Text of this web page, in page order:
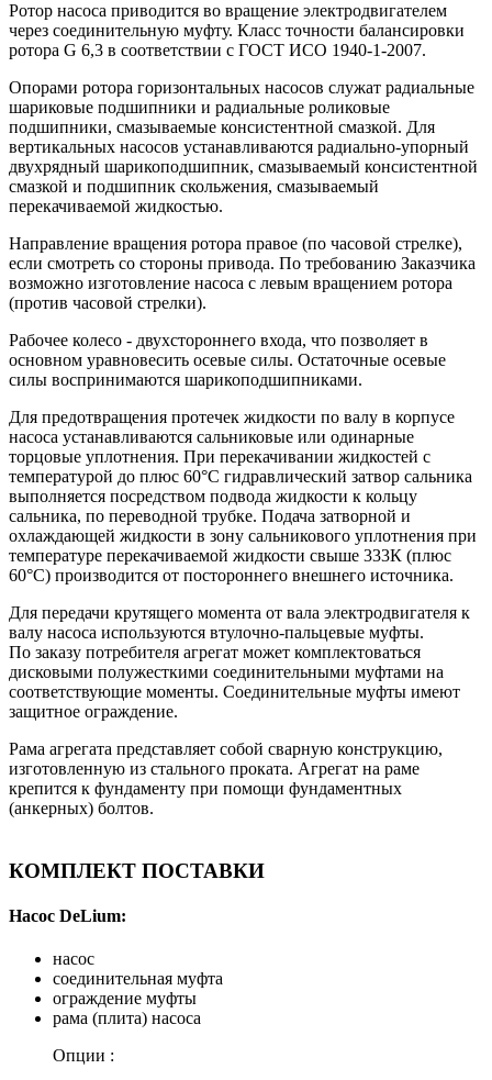
Ротор насоса приводится во вращение электродвигателем
через соединительную муфту. Класс точности балансировки
ротора G 6,3 в соответствии с ГОСТ ИСО 1940-1-2007.
Опорами ротора горизонтальных насосов служат радиальные
шариковые подшипники и радиальные роликовые
подшипники, смазываемые консистентной смазкой. Для
вертикальных насосов устанавливаются радиально-упорный
двухрядный шарикоподшипник, смазываемый консистентной
смазкой и подшипник скольжения, смазываемый
перекачиваемой жидкостью.
Направление вращения ротора правое (по часовой стрелке),
если смотреть со стороны привода. По требованию Заказчика
возможно изготовление насоса с левым вращением ротора
(против часовой стрелки).
Рабочее колесо - двухстороннего входа, что позволяет в
основном уравновесить осевые силы. Остаточные осевые
силы воспринимаются шарикоподшипниками.
Для предотвращения протечек жидкости по валу в корпусе
насоса устанавливаются сальниковые или одинарные
торцовые уплотнения. При перекачивании жидкостей с
температурой до плюс 60°С гидравлический затвор сальника
выполняется посредством подвода жидкости к кольцу
сальника, по переводной трубке. Подача затворной и
охлаждающей жидкости в зону сальникового уплотнения при
температуре перекачиваемой жидкости свыше 333К (плюс
60°С) производится от постороннего внешнего источника.
Для передачи крутящего момента от вала электродвигателя к
валу насоса используются втулочно-пальцевые муфты.
По заказу потребителя агрегат может комплектоваться
дисковыми полужесткими соединительными муфтами на
соответствующие моменты. Соединительные муфты имеют
защитное ограждение.
Рама агрегата представляет собой сварную конструкцию,
изготовленную из стального проката. Агрегат на раме
крепится к фундаменту при помощи фундаментных
(анкерных) болтов.
КОМПЛЕКТ ПОСТАВКИ
Насос DeLium:
насос
соединительная муфта
ограждение муфты
рама (плита) насоса
Опции :